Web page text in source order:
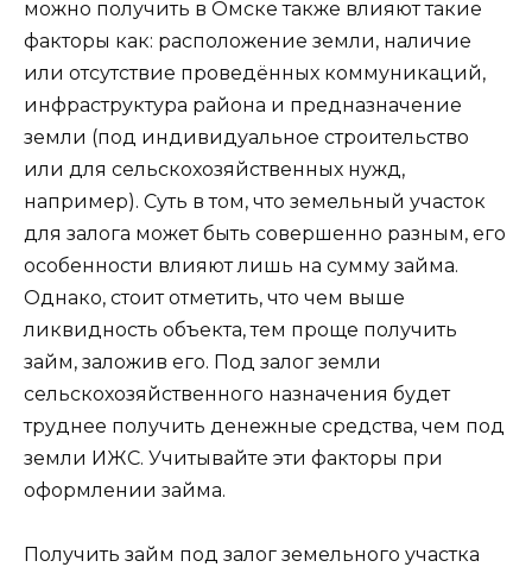
можно получить в Омске также влияют такие
факторы как: расположение земли, наличие
или отсутствие проведённых коммуникаций,
инфраструктура района и предназначение
земли (под индивидуальное строительство
или для сельскохозяйственных нужд,
например). Суть в том, что земельный участок
для залога может быть совершенно разным, его
особенности влияют лишь на сумму займа.
Однако, стоит отметить, что чем выше
ликвидность объекта, тем проще получить
займ, заложив его. Под залог земли
сельскохозяйственного назначения будет
труднее получить денежные средства, чем под
земли ИЖС. Учитывайте эти факторы при
оформлении займа.
Получить займ под залог земельного участка